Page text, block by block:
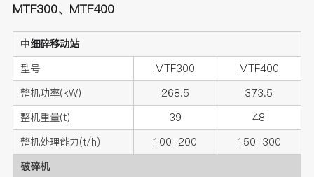
MTF300、MTF400
中细碎移动站
型号
MTF300
MTF400
整机功率(kW)
268.5
373.5
整机重量(t)
39
48
整机处理能力(t/h)
100-200
150-300
破碎机